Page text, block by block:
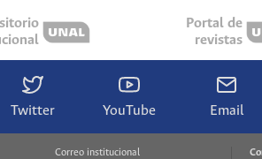
Portal de
revistas
Twitter YouTube Email
Correo institucional